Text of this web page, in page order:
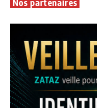
Nos partenaires